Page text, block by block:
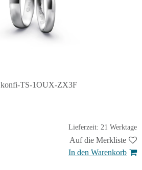
konfi-TS-1OUX-ZX3F
Lieferzeit: 21 Werktage
Auf die Merkliste
In den Warenkorb